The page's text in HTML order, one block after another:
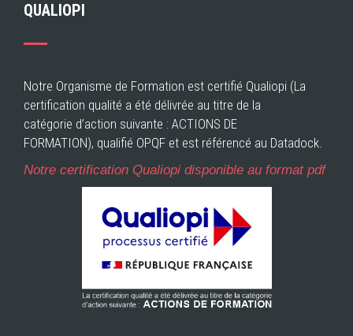
QUALIOPI
Notre Organisme de Formation est certifié Qualiopi (La
certification qualité a été délivrée au titre de la
catégorie d’action suivante : ACTIONS DE
FORMATION), qualifié OPQF et est référencé au Datadock.
Notre certification Qualiopi disponible au format pdf